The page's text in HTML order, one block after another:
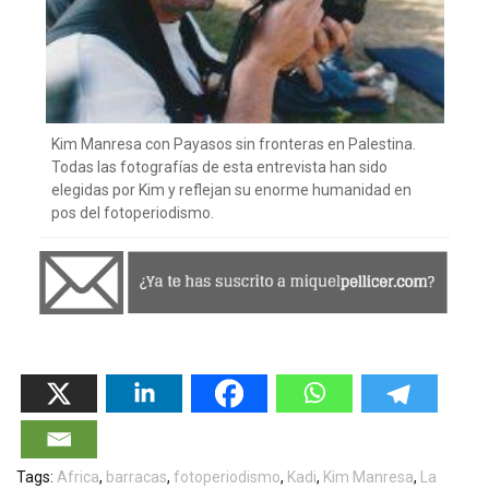
Kim Manresa con Payasos sin fronteras en Palestina.
Todas las fotografías de esta entrevista han sido
elegidas por Kim y reflejan su enorme humanidad en
pos del fotoperiodismo.
Tags: Africa, barracas, fotoperiodismo, Kadi, Kim Manresa,
La